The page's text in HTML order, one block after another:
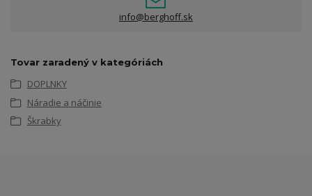
info@berghoff.sk
Tovar zaradený v kategóriách
DOPLNKY
Náradie a náčinie
Škrabky